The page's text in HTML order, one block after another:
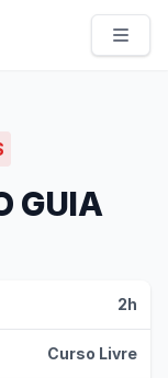
GUIA
2h
Curso Livre